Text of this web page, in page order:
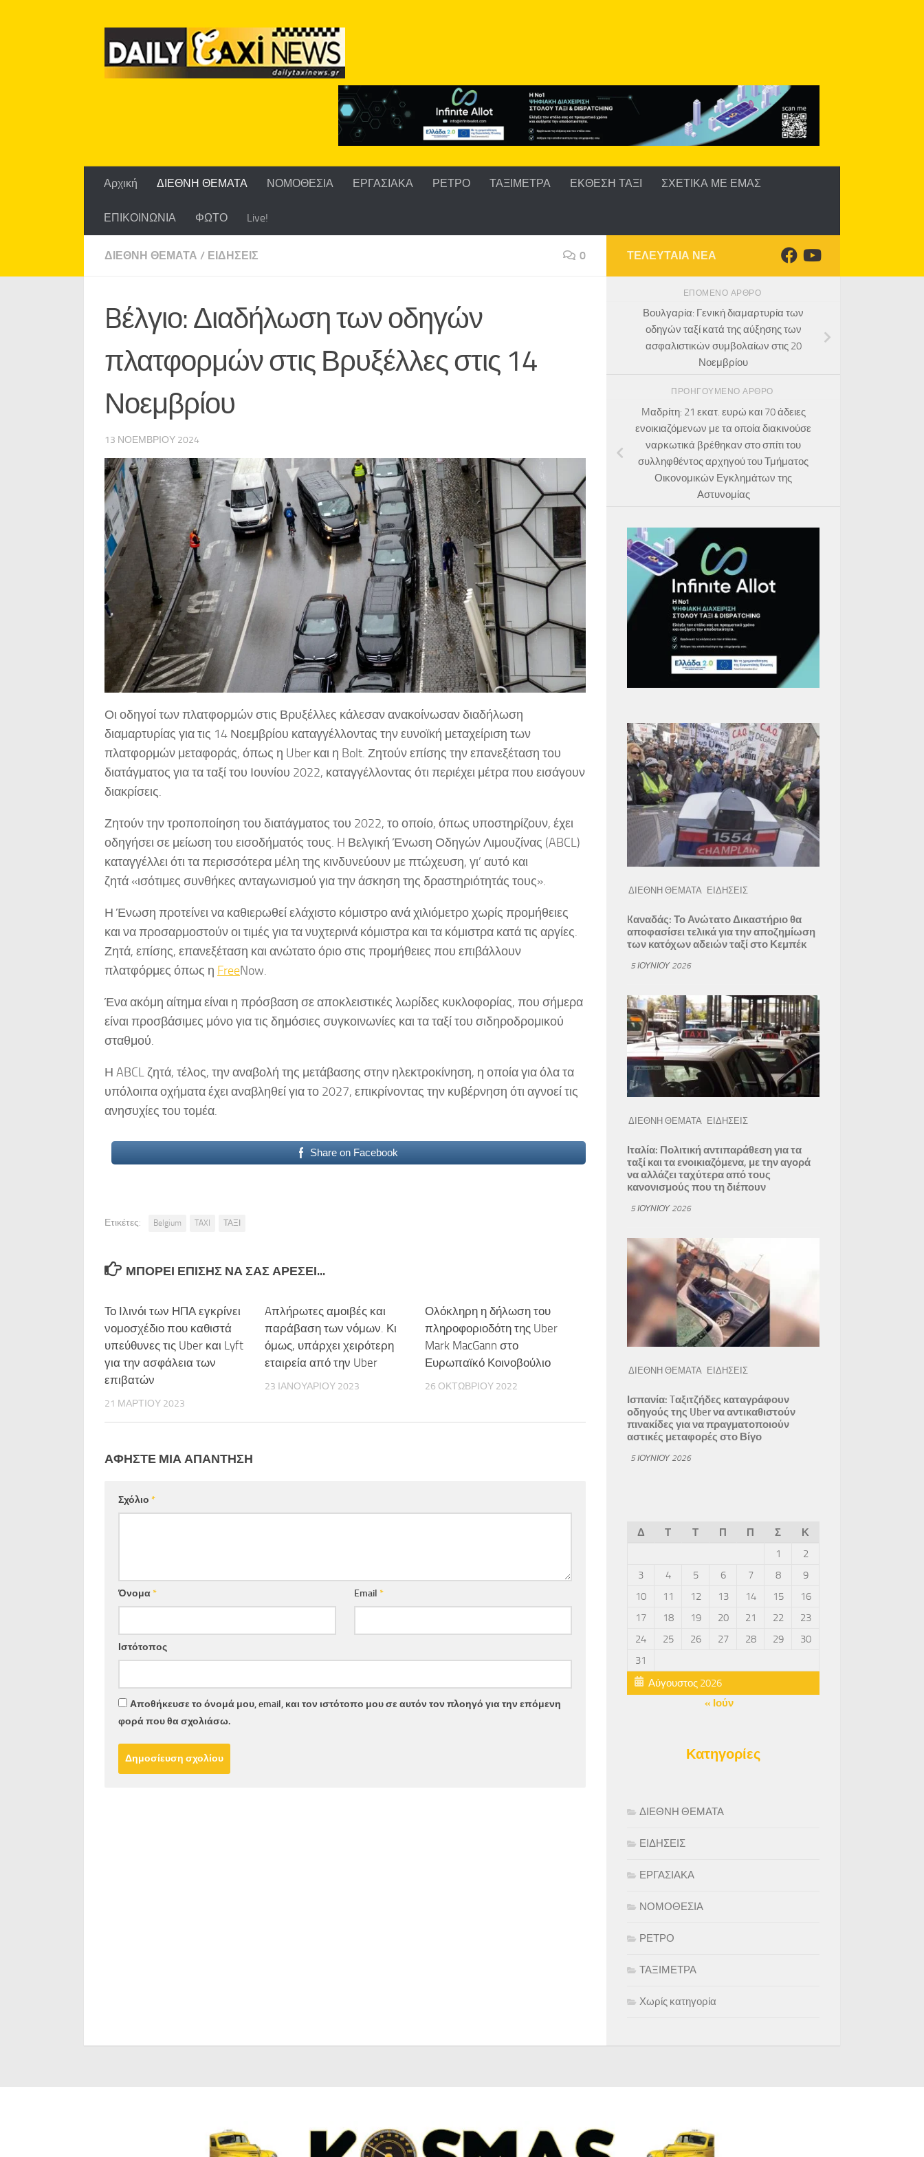
Αρχική ΔΙΕΘΝΗ ΘΕΜΑΤΑ ΝΟΜΟΘΕΣΙΑ ΕΡΓΑΣΙΑΚΑ ΡΕΤΡΟ ΤΑΞΙΜΕΤΡΑ ΕΚΘΕΣΗ ΤΑΞΙ ΣΧΕΤΙΚΑ ΜΕ ΕΜΑΣ
ΕΠΙΚΟΙΝΩΝΙΑ ΦΩΤΟ Live!
ΔΙΕΘΝΗ ΘΕΜΑΤΑ / ΕΙΔΗΣΕΙΣ 0
Bέλγιο: Διαδήλωση των οδηγών
πλατφορμών στις Βρυξέλλες στις 14
Νοεμβρίου
13 ΝΟΕΜΒΡΊΟΥ 2024
Οι οδηγοί των πλατφορμών στις Βρυξέλλες κάλεσαν ανακοίνωσαν διαδήλωση
διαμαρτυρίας για τις 14 Νοεμβρίου καταγγέλλοντας την ευνοϊκή μεταχείριση των
πλατφορμών μεταφοράς, όπως η Uber και η Bolt. Ζητούν επίσης την επανεξέταση του
διατάγματος για τα ταξί του Ιουνίου 2022, καταγγέλλοντας ότι περιέχει μέτρα που εισάγουν
διακρίσεις.
Ζητούν την τροποποίηση του διατάγματος του 2022, το οποίο, όπως υποστηρίζουν, έχει
οδηγήσει σε μείωση του εισοδήματός τους. H Βελγική Ένωση Οδηγών Λιμουζίνας (ABCL)
καταγγέλλει ότι τα περισσότερα μέλη της κινδυνεύουν με πτώχευση, γι’ αυτό και
ζητά «ισότιμες συνθήκες ανταγωνισμού για την άσκηση της δραστηριότητάς τους».
Η Ένωση προτείνει να καθιερωθεί ελάχιστο κόμιστρο ανά χιλιόμετρο χωρίς προμήθειες
και να προσαρμοστούν οι τιμές για τα νυχτερινά κόμιστρα και τα κόμιστρα κατά τις αργίες.
Ζητά, επίσης, επανεξέταση και ανώτατο όριο στις προμήθειες που επιβάλλουν
πλατφόρμες όπως η FreeNow.
Ένα ακόμη αίτημα είναι η πρόσβαση σε αποκλειστικές λωρίδες κυκλοφορίας, που σήμερα
είναι προσβάσιμες μόνο για τις δημόσιες συγκοινωνίες και τα ταξί του σιδηροδρομικού
σταθμού.
Η ABCL ζητά, τέλος, την αναβολή της μετάβασης στην ηλεκτροκίνηση, η οποία για όλα τα
υπόλοιπα οχήματα έχει αναβληθεί για το 2027, επικρίνοντας την κυβέρνηση ότι αγνοεί τις
ανησυχίες του τομέα.
Share on Facebook
Ετικέτες: Belgium TAXI ΤΑΞΙ
ΜΠΟΡΕΊ ΕΠΊΣΗΣ ΝΑ ΣΑΣ ΑΡΈΣΕΙ...
Το Ιλινόι των ΗΠΑ εγκρίνει
νομοσχέδιο που καθιστά
υπεύθυνες τις Uber και Lyft
για την ασφάλεια των
επιβατών
21 ΜΑΡΤΊΟΥ 2023
Aπλήρωτες αμοιβές και
παράβαση των νόμων. Κι
όμως, υπάρχει χειρότερη
εταιρεία από την Uber
23 ΙΑΝΟΥΑΡΊΟΥ 2023
Ολόκληρη η δήλωση του
πληροφοριοδότη της Uber
Mark MacGann στο
Ευρωπαϊκό Κοινοβούλιο
26 ΟΚΤΩΒΡΊΟΥ 2022
ΑΦΉΣΤΕ ΜΙΑ ΑΠΆΝΤΗΣΗ
Σχόλιο *
Όνομα* Email*
Ιστότοπος
Αποθήκευσε το όνομά μου, email, και τον ιστότοπο μου σε αυτόν τον πλοηγό για την επόμενη
φορά που θα σχολιάσω.
ΤΕΛΕΥΤΑΙΑ ΝΕΑ
ΕΠΌΜΕΝΟ ΆΡΘΡΟ
Βουλγαρία: Γενική διαμαρτυρία των
οδηγών ταξί κατά της αύξησης των
ασφαλιστικών συμβολαίων στις 20
Νοεμβρίου
ΠΡΟΗΓΟΎΜΕΝΟ ΆΡΘΡΟ
Mαδρίτη: 21 εκατ. ευρώ και 70 άδειες
ενοικιαζόμενων με τα οποία διακινούσε
ναρκωτικά βρέθηκαν στο σπίτι του
συλληφθέντος αρχηγού του Τμήματος
Οικονομικών Εγκλημάτων της
Αστυνομίας
ΔΙΕΘΝΗ ΘΕΜΑΤΑ ΕΙΔΗΣΕΙΣ
Kαναδάς: Το Ανώτατο Δικαστήριο θα
αποφασίσει τελικά για την αποζημίωση
των κατόχων αδειών ταξί στο Κεμπέκ
5 ΙΟΥΝΊΟΥ 2026
ΔΙΕΘΝΗ ΘΕΜΑΤΑ ΕΙΔΗΣΕΙΣ
Ιταλία: Πολιτική αντιπαράθεση για τα
ταξί και τα ενοικιαζόμενα, με την αγορά
να αλλάζει ταχύτερα από τους
κανονισμούς που τη διέπουν
5 ΙΟΥΝΊΟΥ 2026
ΔΙΕΘΝΗ ΘΕΜΑΤΑ ΕΙΔΗΣΕΙΣ
Ισπανία: Tαξιτζήδες καταγράφουν
οδηγούς της Uber να αντικαθιστούν
πινακίδες για να πραγματοποιούν
αστικές μεταφορές στο Βίγο
5 ΙΟΥΝΊΟΥ 2026
Αύγουστος 2026
Δ Τ Τ Π Π Σ
Κ
1
2
3
4 5 6 7 8
9
10
11 12 13 14 15
16
17
18 19 20 21 22
23
24
25 26 27 28 29
30
31
« Ιούν
Κατηγορίες
ΔΙΕΘΝΗ ΘΕΜΑΤΑ
ΕΙΔΗΣΕΙΣ
ΕΡΓΑΣΙΑΚΑ
ΝΟΜΟΘΕΣΙΑ
ΡΕΤΡΟ
ΤΑΞΙΜΕΤΡΑ
Χωρίς κατηγορία